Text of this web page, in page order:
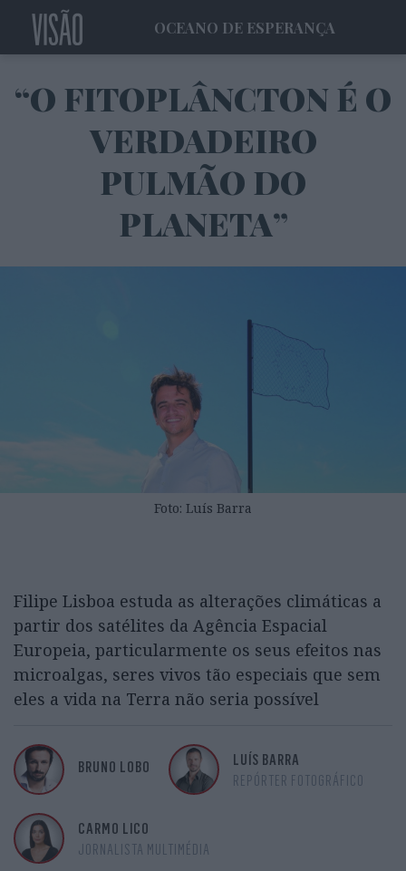
OCEANO DE ESPERANÇA
“O FITOPLÂNCTON É O
VERDADEIRO
PULMÃO DO
PLANETA”
Foto: Luís Barra
Filipe Lisboa estuda as alterações climáticas a
partir dos satélites da Agência Espacial
Europeia, particularmente os seus efeitos nas
microalgas, seres vivos tão especiais que sem
eles a vida na Terra não seria possível
BRUNO LOBO
LUÍS BARRA
REPÓRTER FOTOGRÁFICO
CARMO LICO
JORNALISTA MULTIMÉDIA